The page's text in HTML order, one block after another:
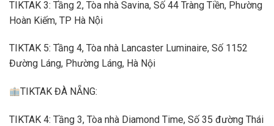
TIKTAK 3: Tầng 2, Tòa nhà Savina, Số 44 Tràng Tiền, Phường
Hoàn Kiếm, TP Hà Nội
TIKTAK 5: Tầng 4, Tòa nhà Lancaster Luminaire, Số 1152
Đường Láng, Phường Láng, Hà Nội
TIKTAK ĐÀ NẴNG:
TIKTAK 4: Tầng 3, Tòa nhà Diamond Time, Số 35 đường Thái